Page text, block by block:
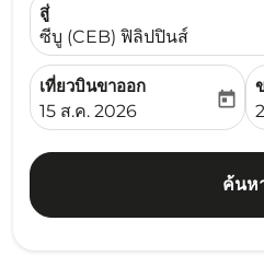
สู่
ซีบู (CEB) ฟิลิปปินส์
เที่ยวบินขาออก
fc-booking-departure-
15 ส.ค. 2026
today
ค้นห